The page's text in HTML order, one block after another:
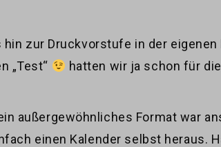
zur Druckvorstufe in der eigenen
„Test“
hatten wir ja schon für
außergewöhnliches Format war
einen Kalender selbst heraus.